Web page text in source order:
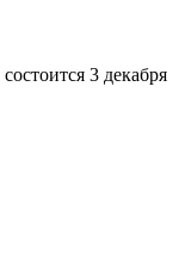
3 декабря